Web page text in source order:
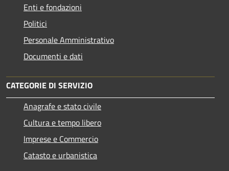
Enti e fondazioni
Politici
Personale Amministrativo
Documenti e dati
CATEGORIE DI SERVIZIO
Anagrafe e stato civile
Cultura e tempo libero
Imprese e Commercio
Catasto e urbanistica